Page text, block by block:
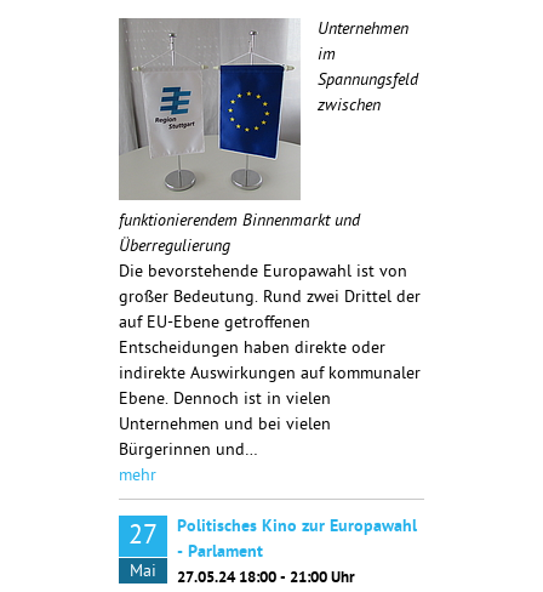
Unternehmen
im
Spannungsfeld
zwischen
funktionierendem Binnenmarkt und
Überregulierung
Die bevorstehende Europawahl ist von
großer Bedeutung. Rund zwei Drittel der
auf EU-Ebene getroffenen
Entscheidungen haben direkte oder
indirekte Auswirkungen auf kommunaler
Ebene. Dennoch ist in vielen
Unternehmen und bei vielen
Bürgerinnen und…
mehr
27
Mai
Politisches Kino zur Europawahl
- Parlament
27.05.24 18:00 - 21:00 Uhr